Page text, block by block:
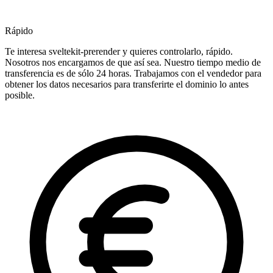
Rápido
Te interesa sveltekit-prerender y quieres controlarlo, rápido.
Nosotros nos encargamos de que así sea. Nuestro tiempo medio de
transferencia es de sólo 24 horas. Trabajamos con el vendedor para
obtener los datos necesarios para transferirte el dominio lo antes
posible.